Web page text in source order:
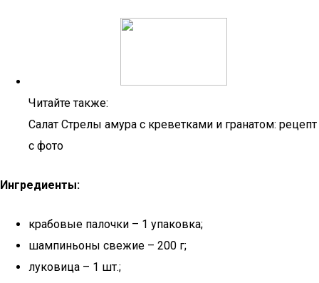
Читайте также:
Салат Стрелы амура с креветками и гранатом: рецепт
с фото
Ингредиенты:
крабовые палочки – 1 упаковка;
шампиньоны свежие – 200 г;
луковица – 1 шт.;